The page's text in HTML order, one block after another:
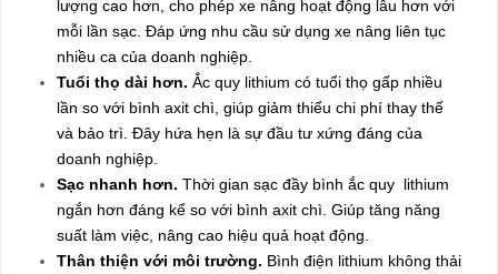
lượng cao hơn, cho phép xe nâng hoạt động lâu hơn với
mỗi lần sạc. Đáp ứng nhu cầu sử dụng xe nâng liên tục
nhiều ca của doanh nghiệp.
Tuổi thọ dài hơn. Ắc quy lithium có tuổi thọ gấp nhiều
lần so với bình axit chì, giúp giảm thiểu chi phí thay thế
và bảo trì. Đây hứa hẹn là sự đầu tư xứng đáng của
doanh nghiệp.
Sạc nhanh hơn. Thời gian sạc đầy bình ắc quy lithium
ngắn hơn đáng kể so với bình axit chì. Giúp tăng năng
suất làm việc, nâng cao hiệu quả hoạt động.
Thân thiện với môi trường. Bình điện lithium không thải